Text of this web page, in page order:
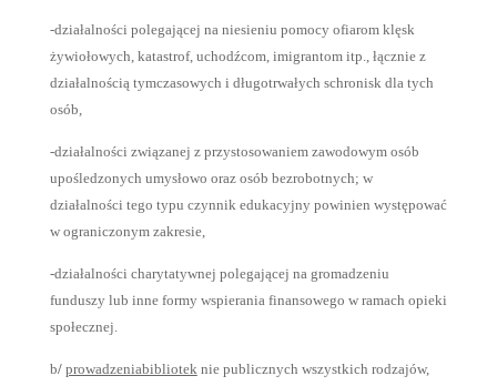
-działalności polegającej na niesieniu pomocy ofiarom klęsk
żywiołowych, katastrof, uchodźcom, imigrantom itp., łącznie z
działalnością tymczasowych i długotrwałych schronisk dla tych
osób,
-działalności związanej z przystosowaniem zawodowym osób
upośledzonych umysłowo oraz osób bezrobotnych; w
działalności tego typu czynnik edukacyjny powinien występować
w ograniczonym zakresie,
-działalności charytatywnej polegającej na gromadzeniu
funduszy lub inne formy wspierania finansowego w ramach opieki
społecznej.
b/ prowadzeniabiblioteknie publicznych wszystkich rodzajów,